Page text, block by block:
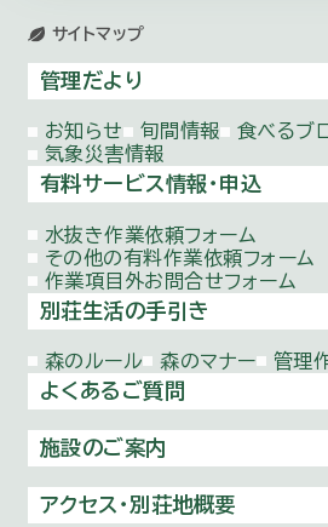
サイトマップ
管理だより
お知らせ 旬間情報 食べるブ
気象災害情報
有料サービス情報・申込
水抜き作業依頼フォーム
その他の有料作業依頼フォーム
作業項目外お問合せフォーム
別荘生活の手引き
森のルール 森のマナー 管理
よくあるご質問
施設のご案内
アクセス・別荘地概要